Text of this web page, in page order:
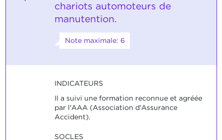
chariots automoteurs de
manutention.
Note maximale: 6
INDICATEURS
Il a suivi une formation reconnue et agréée
par l'AAA (Association d'Assurance
Accident).
SOCLES